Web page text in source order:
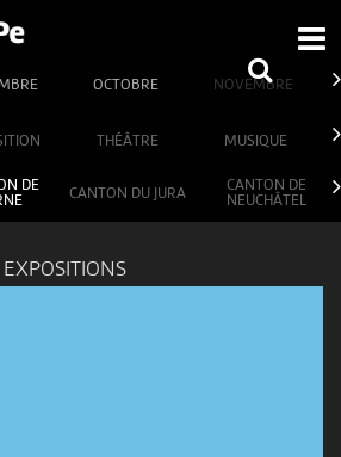
OCTOBRE NOVEMBRE
THÉÂTRE MUSIQUE
DE
CANTON DU JURA
CANTON DE
NEUCHÂTEL
EXPOSITIONS